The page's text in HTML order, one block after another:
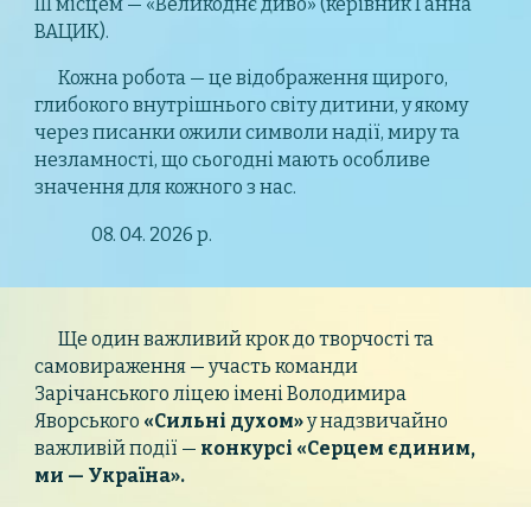
ВАЦИК).
Кожна робота — це відображення щирого,
глибокого внутрішнього світу дитини, у якому
через писанки ожили символи надії, миру та
незламності, що сьогодні мають особливе
значення для кожного з нас.
08. 04. 2026 р.
Ще один важливий крок до творчості та
самовираження — участь команди
Зарічанського ліцею імені Володимира
Яворського «Сильні духом»у надзвичайно
важливій події — конкурсі «Серцем єдиним,
ми — Україна».